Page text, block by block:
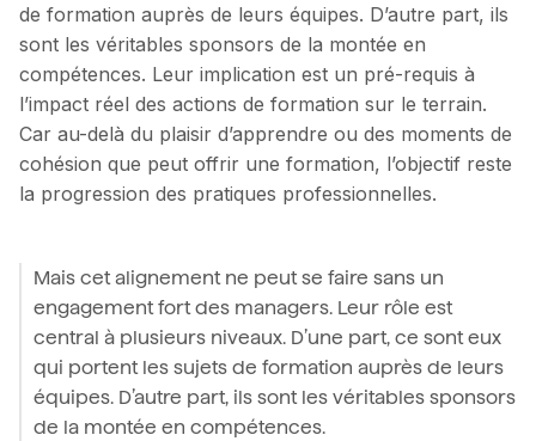
de formation auprès de leurs équipes. D’autre part, ils
sont les véritables sponsors de la montée en
compétences. Leur implication est un pré-requis à
l’impact réel des actions de formation sur le terrain.
Car au-delà du plaisir d’apprendre ou des moments de
cohésion que peut offrir une formation, l’objectif reste
la progression des pratiques professionnelles.
Mais cet alignement ne peut se faire sans un
engagement fort des managers. Leur rôle est
central à plusieurs niveaux. D’une part, ce sont eux
qui portent les sujets de formation auprès de leurs
équipes. D’autre part, ils sont les véritables sponsors
de la montée en compétences.